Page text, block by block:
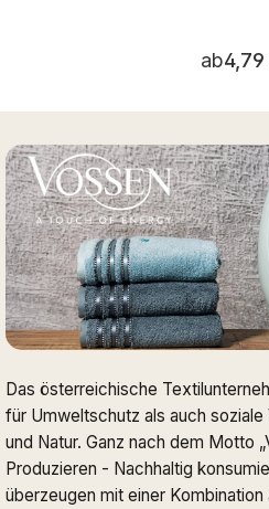
ab4,79
Das österreichische
für Umweltschutz als auch
und Natur. Ganz nach dem Motto
Produzieren - Nachhaltig
überzeugen mit einer